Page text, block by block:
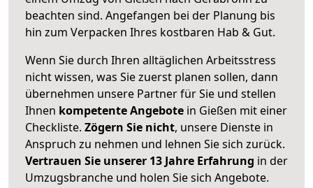
beachten sind. Angefangen bei der Planung bis
hin zum Verpacken Ihres kostbaren Hab & Gut.
Wenn Sie durch Ihren alltäglichen Arbeitsstress
nicht wissen, was Sie zuerst planen sollen, dann
übernehmen unsere Partner für Sie und stellen
Ihnen kompetente Angebote in Gießen mit einer
Checkliste. Zögern Sie nicht, unsere Dienste in
Anspruch zu nehmen und lehnen Sie sich zurück.
Vertrauen Sie unserer 13 Jahre Erfahrung in der
Umzugsbranche und holen Sie sich Angebote.